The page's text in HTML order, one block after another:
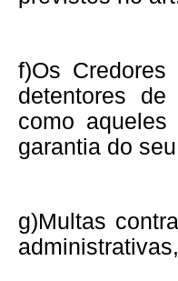
f)Os Credores
detentores de
como
garantia do
g)Multas